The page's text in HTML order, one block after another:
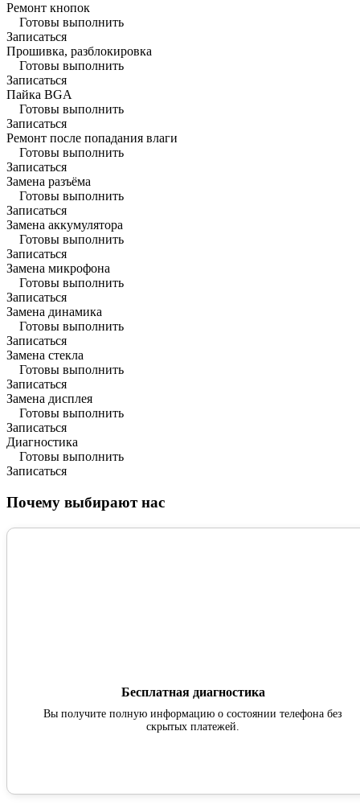
Ремонт кнопок
Готовы выполнить
Записаться
Прошивка, разблокировка
Готовы выполнить
Записаться
Пайка BGA
Готовы выполнить
Записаться
Ремонт после попадания влаги
Готовы выполнить
Записаться
Замена разъёма
Готовы выполнить
Записаться
Замена аккумулятора
Готовы выполнить
Записаться
Замена микрофона
Готовы выполнить
Записаться
Замена динамика
Готовы выполнить
Записаться
Замена стекла
Готовы выполнить
Записаться
Замена дисплея
Готовы выполнить
Записаться
Диагностика
Готовы выполнить
Записаться
Почему выбирают нас
Бесплатная диагностика
Вы получите полную информацию о состоянии телефона без
скрытых платежей.